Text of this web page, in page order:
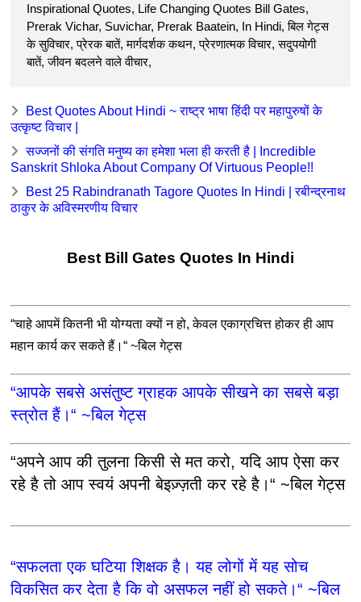
Inspirational Quotes, Life Changing Quotes Bill Gates,
Prerak Vichar, Suvichar, Prerak Baatein, In Hindi, बिल गेट्स
के सुविचार, प्रेरक बातें, मार्गदर्शक कथन, प्रेरणात्मक विचार, सदुपयोगी
बातें, जीवन बदलने वाले वीचार,
Best Quotes About Hindi ~ राष्ट्र भाषा हिंदी पर महापुरुषों के
उत्कृष्ट विचार |
सज्जनों की संगति मनुष्य का हमेशा भला ही करती है | Incredible
Sanskrit Shloka About Company Of Virtuous People!!
Best 25 Rabindranath Tagore Quotes In Hindi | रबीन्द्रनाथ
ठाकुर के अविस्मरणीय विचार
Best Bill Gates Quotes In Hindi
“चाहे आपमें कितनी भी योग्यता क्यों न हो, केवल एकाग्रचित्त होकर ही आप
महान कार्य कर सकते हैं।“ ~बिल गेट्स
“आपके सबसे असंतुष्ट ग्राहक आपके सीखने का सबसे बड़ा
स्त्रोत हैं।“ ~बिल गेट्स
“अपने आप की तुलना किसी से मत करो, यदि आप ऐसा कर
रहे है तो आप स्वयं अपनी बेइज़्ज़ती कर रहे है।“ ~बिल गेट्स
“सफलता एक घटिया शिक्षक है। यह लोगों में यह सोच
विकसित कर देता है कि वो असफल नहीं हो सकते।“ ~बिल